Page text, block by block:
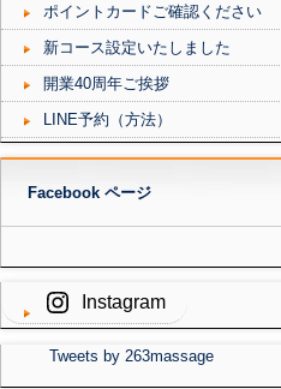
ポイントカードご確認ください
新コース設定いたしました
開業40周年ご挨拶
LINE予約（方法）
Facebook ページ
Instagram
Tweets by 263massage